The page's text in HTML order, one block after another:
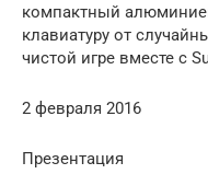
компактный
клавиатуру от
чистой игре вместе с
2 февраля 2016
Презентация